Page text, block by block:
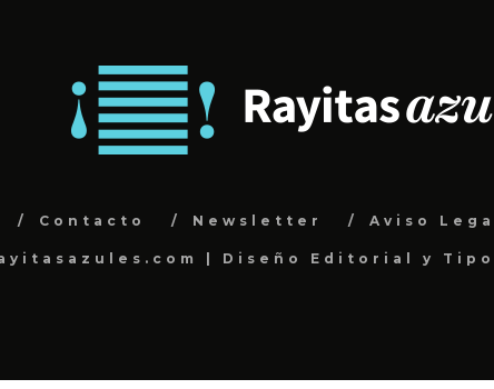
Contacto Newsletter Aviso
| Diseño Editorial y